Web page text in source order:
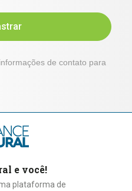
de contato para
e você!
plataforma de